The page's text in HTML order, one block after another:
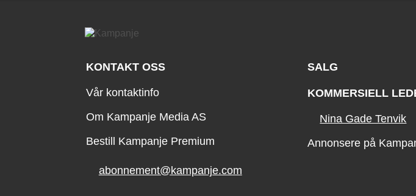
KONTAKT OSS
Vår kontaktinfo
Om Kampanje Media AS
Bestill Kampanje Premium
abonnement@kampanje.com
SALG
KOMMERSIELL
Nina Gade Tenvik
Annonsere på